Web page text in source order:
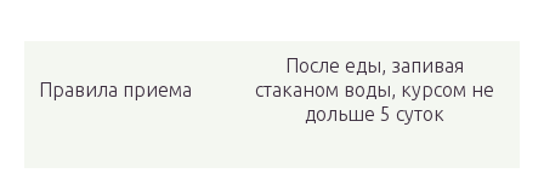
Правила приема
После еды, запивая
стаканом воды, курсом не
дольше 5 суток